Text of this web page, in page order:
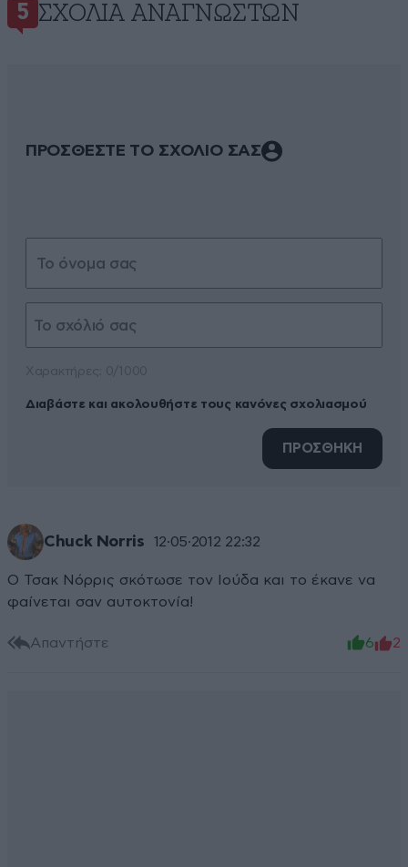
5 ΣΧΌΛΙΑ ΑΝΑΓΝΩΣΤΏΝ
ΠΡΟΣΘΕΣΤΕ ΤΟ ΣΧΟΛΙΟ ΣΑΣ
Διαβάστε και ακολουθήστε τους κανόνες σχολιασμού
ΠΡΟΣΘΗΚΗ
Chuck Norris 12·05·2012 22:32
Ο Τσακ Νόρρις σκότωσε τον Ιούδα και το έκανε να
φαίνεται σαν αυτοκτονία!
Απαντήστε 6 2